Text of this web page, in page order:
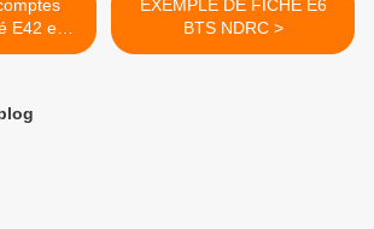
E42 en
EXEMPLE DE FICHE E6
BTS NDRC >